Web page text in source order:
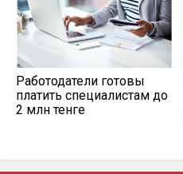
Работодатели готовы
платить специалистам до
2 млн тенге